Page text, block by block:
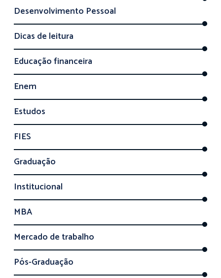
Desenvolvimento Pessoal
Dicas de leitura
Educação financeira
Enem
Estudos
FIES
Graduação
Institucional
MBA
Mercado de trabalho
Pós-Graduação